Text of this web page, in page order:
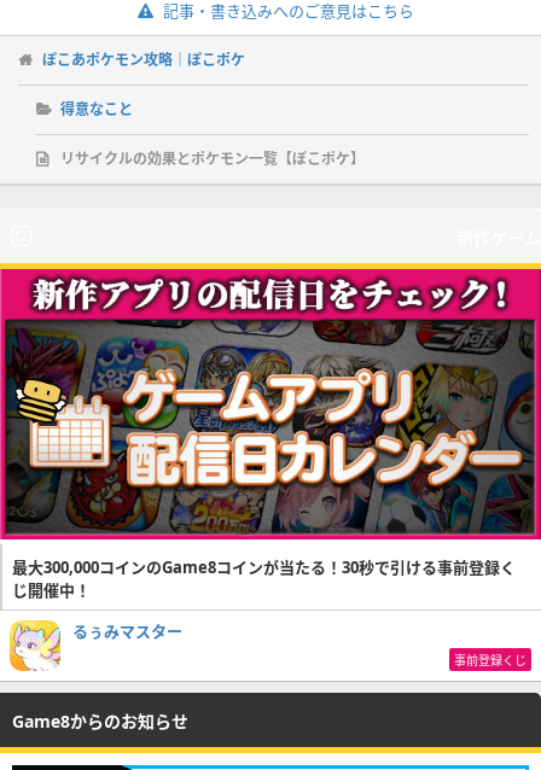
記事・書き込みへのご意見はこちら
ぽこあポケモン攻略｜ぽこポケ
得意なこと
リサイクルの効果とポケモン一覧【ぽこポケ】
最大300,000コインのGame8コインが当たる！30秒で引ける事前登録く
じ開催中！
るぅみマスター
事前登録くじ
Game8からのお知らせ